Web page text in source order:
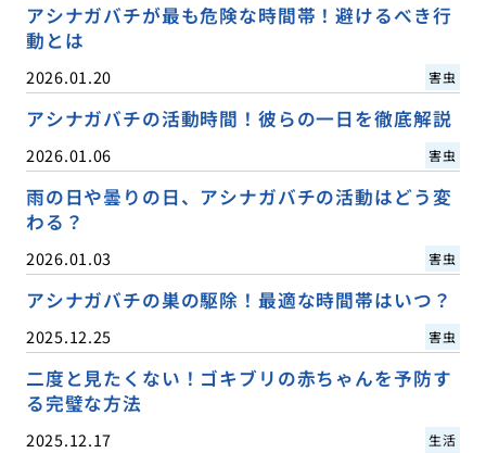
アシナガバチが最も危険な時間帯！避けるべき行
動とは
2026.01.20 害虫
アシナガバチの活動時間！彼らの一日を徹底解説
2026.01.06 害虫
雨の日や曇りの日、アシナガバチの活動はどう変
わる？
2026.01.03 害虫
アシナガバチの巣の駆除！最適な時間帯はいつ？
2025.12.25 害虫
二度と見たくない！ゴキブリの赤ちゃんを予防す
る完璧な方法
2025.12.17 生活